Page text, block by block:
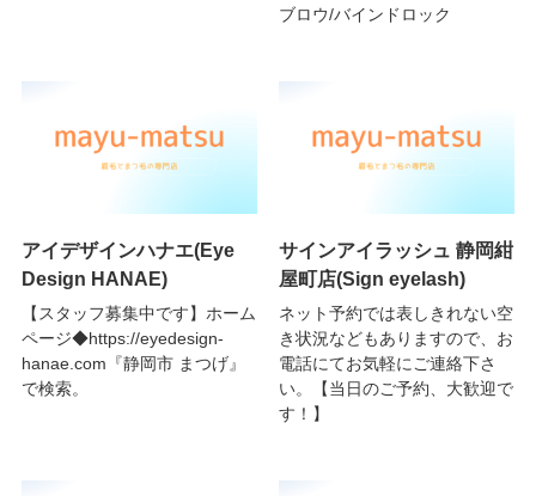
ブロウ/バインドロック
アイデザインハナエ(Eye
Design HANAE)
【スタッフ募集中です】ホーム
ページ◆https://eyedesign-
hanae.com『静岡市 まつげ』
で検索。
サインアイラッシュ 静岡紺
屋町店(Sign eyelash)
ネット予約では表しきれない空
き状況などもありますので、お
電話にてお気軽にご連絡下さ
い。【当日のご予約、大歓迎で
す！】